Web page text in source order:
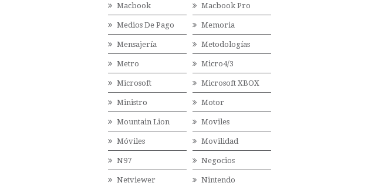
Macbook Macbook Pro
Medios De Pago Memoria
Mensajería Metodologías
Metro Micro4/3
Microsoft Microsoft XBOX
Ministro Motor
Mountain Lion Moviles
Móviles Movilidad
N97 Negocios
Netviewer Nintendo